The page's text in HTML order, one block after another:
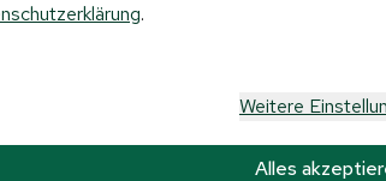
.
Weitere
Alles